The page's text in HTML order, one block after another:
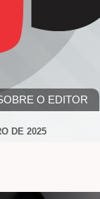
O EDITOR
DE 2025